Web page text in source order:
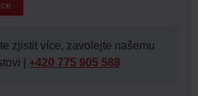
zjistit více, zavolejte našemu
| +420 775 905 588